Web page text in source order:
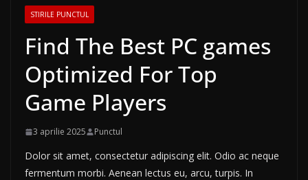
STIRILE PUNCTUL
Find The Best PC games
Optimized For Top
Game Players
3 aprilie 2025 Punctul
Dolor sit amet, consectetur adipiscing elit. Odio ac neque
fermentum morbi. Aenean lectus eu, arcu, turpis. In